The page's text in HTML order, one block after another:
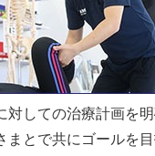
しての治療計画を明
とで共にゴールを